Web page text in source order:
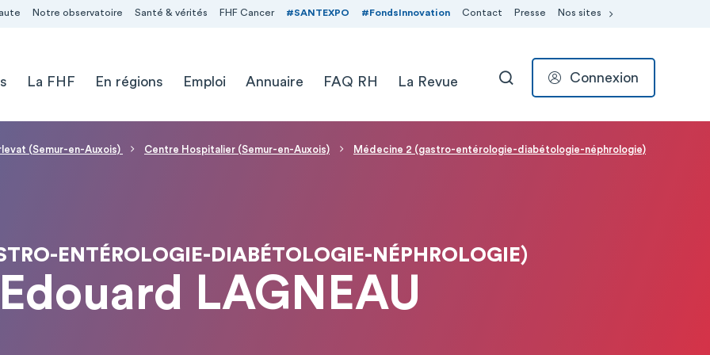
Notre observatoire Santé & vérités FHF Cancer #SANTEXPO #FondsInnovation Contact Presse Nos sites
La FHF En régions Emploi Annuaire FAQ RH La Revue RECHERCHER
Connexion
(Semur-en-Auxois) Centre Hospitalier (Semur-en-Auxois)
Médecine 2 (gastro-entérologie-diabétologie-néphrologie)
ENTÉROLOGIE-DIABÉTOLOGIE-NÉPHROLOGIE)
LAGNEAU